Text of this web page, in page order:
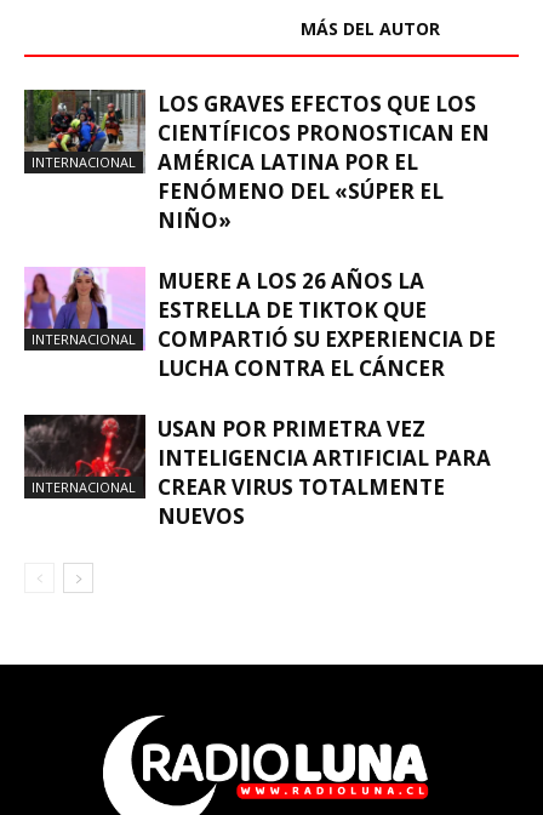
MÁS DEL AUTOR
INTERNACIONAL
LOS GRAVES EFECTOS QUE LOS
CIENTÍFICOS PRONOSTICAN EN
AMÉRICA LATINA POR EL
FENÓMENO DEL «SÚPER EL
NIÑO»
INTERNACIONAL
MUERE A LOS 26 AÑOS LA
ESTRELLA DE TIKTOK QUE
COMPARTIÓ SU EXPERIENCIA DE
LUCHA CONTRA EL CÁNCER
INTERNACIONAL
USAN POR PRIMETRA VEZ
INTELIGENCIA ARTIFICIAL PARA
CREAR VIRUS TOTALMENTE
NUEVOS